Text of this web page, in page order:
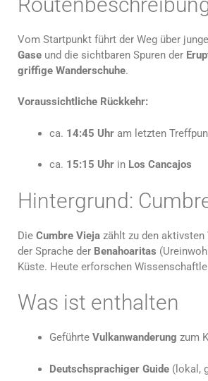
Vom Startpunkt führt der Weg über junge
Gase und die sichtbaren Spuren der
griffige Wanderschuhe.
Voraussichtliche Rückkehr:
ca. 14:45 Uhr am letzten
ca. 15:15 Uhr in Los Cancajos
Hintergrund:
Die Cumbre Vieja zählt zu den
der Sprache der Benahoaritas
Küste. Heute erforschen
Was ist enthalten
Geführte Vulkanwanderung zum
Deutschsprachiger Guide (lokal,